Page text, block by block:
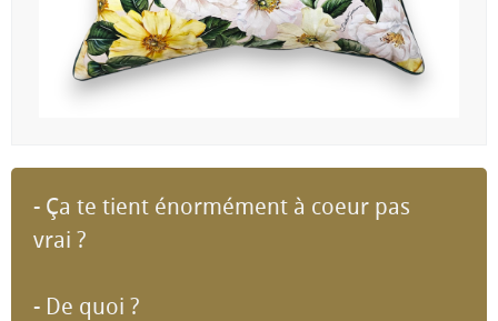
- Ça te tient énormément à coeur pas
vrai ?
- De quoi ?